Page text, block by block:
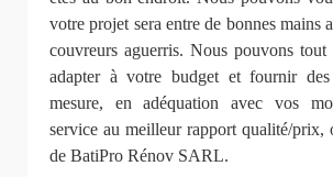
votre projet sera entre de bonnes mains
couvreurs aguerris. Nous pouvons tout
adapter à votre budget et fournir des
mesure, en adéquation avec vos
service au meilleur rapport qualité/prix,
de BatiPro Rénov SARL.